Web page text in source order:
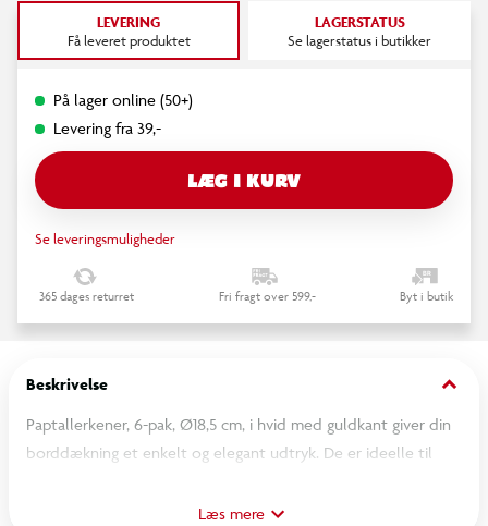
LEVERING
Få leveret produktet
LAGERSTATUS
Se lagerstatus i butikker
På lager online (50+)
Levering fra 39,-
LÆG I KURV
Se leveringsmuligheder
365 dages returret Fri fragt over 599,- Byt i butik
Beskrivelse keyboard_arrow_down
Paptallerkener, 6-pak, Ø18,5 cm, i hvid med guldkant giver din
borddækning et enkelt og elegant udtryk. De er ideelle til
perfekt til fx bryllup, konfirmation, dåb, fødselsdag eller andre
Læs mere